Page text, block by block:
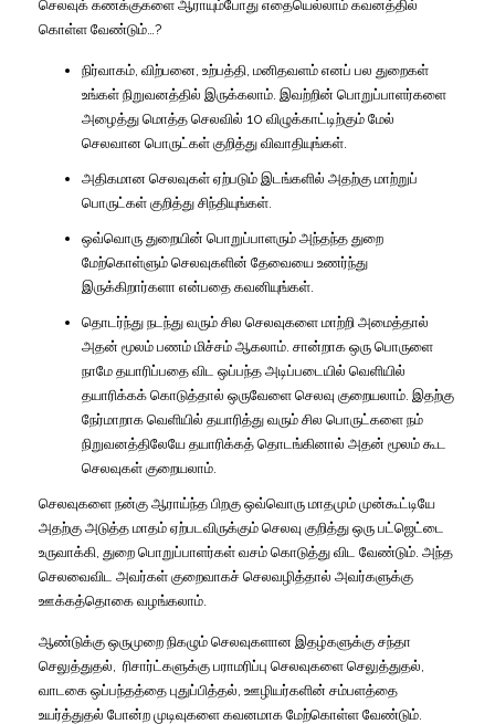
செலவுக் கணக்குகளை ஆராயும்போது எதையெல்லாம் கவனத்தில்
கொள்ள வேண்டும் …?
நிர்வாகம் விற்பனை உற்பத்தி மனிதவளம் எனப் பல துறைகள்
உங்கள் நிறுவனத்தில் இருக்கலாம் இவற்றின் பொறுப்பாளர்களை
அழைத்து மொத்த செலவில் 10 விழுக்காட்டிற்கும் மேல்
செலவான பொருட்கள் குறித்து விவாதியுங்கள்
அதிகமான செலவுகள் ஏற்படும் இடங்களில் அதற்கு மாற்றுப்
பொருட்கள் குறித்து சிந்தியுங்கள்
ஒவ்வொரு துறையின் பொறுப்பாளரும் அந்தந்த துறை
மேற்கொள்ளும் செலவுகளின் தேவையை உணர்ந்து
இருக்கிறார்களா என்பதை கவனியுங்கள்
தொடர்ந்து நடந்து வரும் சில செலவுகளை மாற்றி அமைத்தால்
அதன் மூலம் பணம் மிச்சம் ஆகலாம் சான்றாக ஒரு பொருளை
நாமே தயாரிப்பதை விட ஒப்பந்த அடிப்படையில் வெளியில்
தயாரிக்கக் கொடுத்தால் ஒருவேளை செலவு குறையலாம் இதற்கு
நேர்மாறாக வெளியில் தயாரித்து வரும் சில பொருட்களை நம்
நிறுவனத்திலேயே தயாரிக்கத் தொடங்கினால் அதன் மூலம் கூட
செலவுகள் குறையலாம்
செலவுகளை நன்கு ஆராய்ந்த பிறகு ஒவ்வொரு மாதமும் முன்கூட்டியே
அதற்கு அடுத்த மாதம் ஏற்படவிருக்கும் செலவு குறித்து ஒரு பட்ஜெட்டை
உருவாக்கி துறை பொறுப்பாளர்கள் வசம் கொடுத்து விட வேண்டும் அந்த
செலவைவிட
அவர்கள் குறைவாகச் செலவழித்தால் அவர்களுக்கு
ஊக்கத்தொகை வழங்கலாம்
ஆண்டுக்கு ஒருமுறை நிகழும் செலவுகளான இதழ்களுக்கு சந்தா
செலுத்துதல்
ரிசார்ட்களுக்கு பராமரிப்பு செலவுகளை செலுத்துதல்
வாடகை ஒப்பந்தத்தை புதுப்பித்தல் ஊழியர்களின் சம்பளத்தை
உயர்த்துதல் போன்ற முடிவுகளை கவனமாக மேற்கொள்ள வேண்டும்